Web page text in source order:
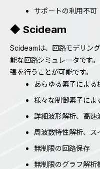
サポートの利用不可
◆ Scideam
Scideamは、回路モデリン
能な回路シミュレータです
張を行うことが可能です。
あらゆる素子によ
様々な制御素子によ
詳細波形解析、高速
周波数特性解析、ス
無制限の回路保存
無制限のグラフ解析